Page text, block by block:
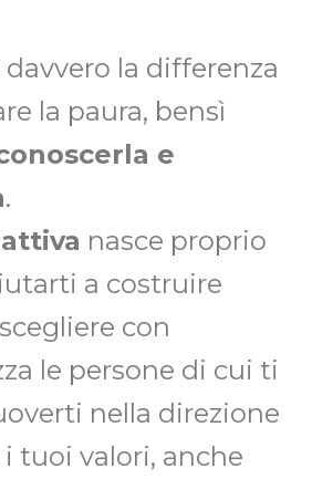
la differenza
la paura, bensì
e
.
nasce proprio
a costruire
con
le persone di cui ti
nella direzione
tuoi valori, anche